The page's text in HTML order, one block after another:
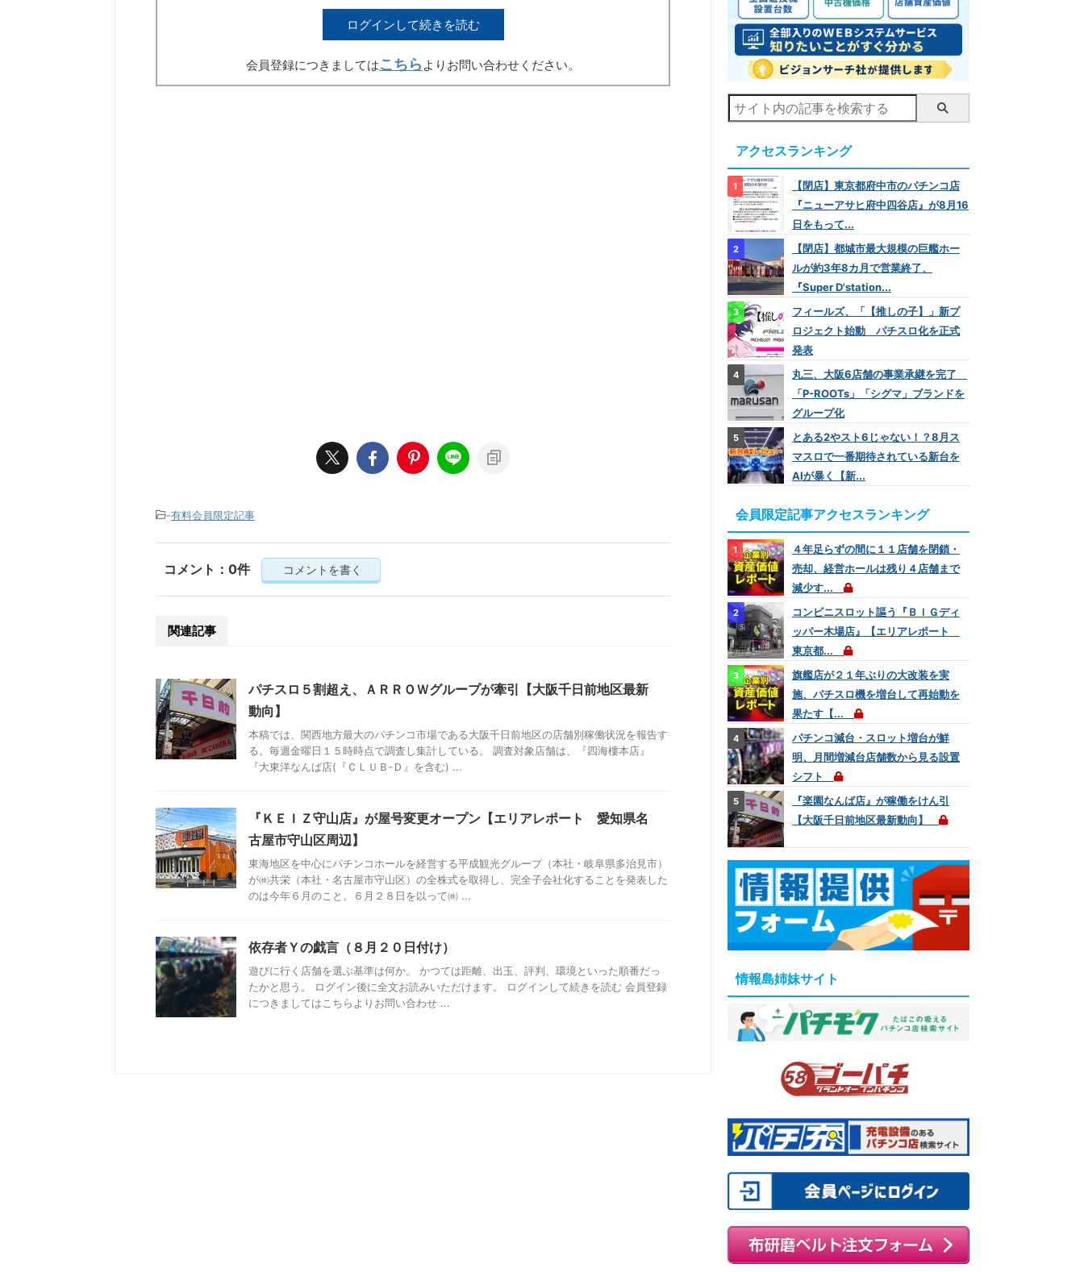
ログインして続きを読む
会員登録につきましてはこちら よりお問い合わせください。
-有料会員限定記事
コメント：0件 コメントを書く
関連記事
パチスロ５割超え、ＡＲＲＯＷグループが牽引【大阪千日前地区最新
動向】
本稿では、関西地方最大のパチンコ市場である大阪千日前地区の店舗別稼働状況を報告す
る。毎週金曜日１５時時点で調査し集計している。 調査対象店舗は、『四海樓本店』
『大東洋なんば店(『ＣＬＵＢ‐Ｄ』を含む) ...
『ＫＥＩＺ守山店』が屋号変更オープン【エリアレポート 愛知県名
古屋市守山区周辺】
東海地区を中心にパチンコホールを経営する平成観光グループ（本社・岐阜県多治見市）
が㈱共栄（本社・名古屋市守山区）の全株式を取得し、完全子会社化することを発表した
のは今年６月のこと。６月２８日を以って㈱ ...
依存者Ｙの戯言（８月２０日付け）
遊びに行く店舗を選ぶ基準は何か。 かつては距離、出玉、評判、環境といった順番だっ
たかと思う。 ログイン後に全文お読みいただけます。 ログインして続きを読む 会員登録
につきましてはこちらよりお問い合わせ ...
アクセスランキング
【閉店】東京都府中市のパチンコ店
『ニューアサヒ府中四谷店』が8月16
日をもって...
【閉店】都城市最大規模の巨艦ホー
ルが約3年8カ月で営業終了、
『Super D'station...
フィールズ、「【推しの子】」新プ
ロジェクト始動 パチスロ化を正式
発表
丸三、大阪6店舗の事業承継を完了
「P-ROOTs」「シグマ」ブランドを
グループ化
とある2やスト6じゃない！？8月ス
マスロで一番期待されている新台を
AIが暴く【新...
会員限定記事アクセスランキング
４年足らずの間に１１店舗を閉鎖・
売却、経営ホールは残り４店舗まで
減少す...
コンビニスロット謳う『ＢＩＧディ
ッパー木場店』【エリアレポート
東京都...
旗艦店が２１年ぶりの大改装を実
施、パチスロ機を増台して再始動を
果たす【...
パチンコ減台・スロット増台が鮮
明、月間増減台店舗数から見る設置
シフト
『楽園なんば店』が稼働をけん引
【大阪千日前地区最新動向】
情報島姉妹サイト